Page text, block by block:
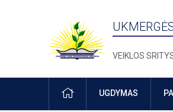
VEIKLOS
PRADŽIAUGDYMAS